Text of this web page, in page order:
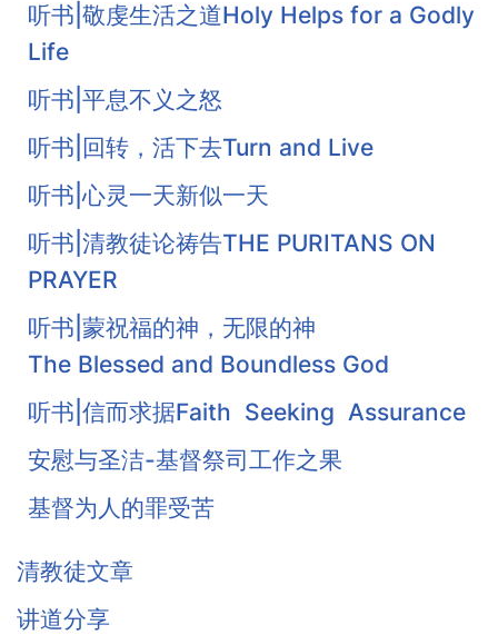
听书|敬虔生活之道Holy Helps for a Godly
Life
听书|平息不义之怒
听书|回转，活下去Turn and Live
听书|心灵一天新似一天
听书|清教徒论祷告THE PURITANS ON
PRAYER
听书|蒙祝福的神，无限的神
The Blessed and Boundless God
听书|信而求据Faith Seeking Assurance
安慰与圣洁-基督祭司工作之果
基督为人的罪受苦
基督徒的珍宝-知足
《柔和谦卑》合集
清教徒文章
讲道分享